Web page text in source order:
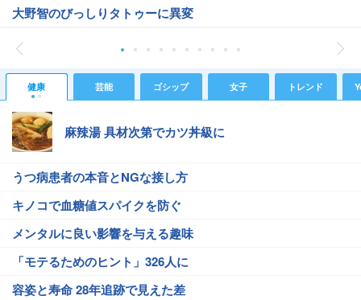
大野智のびっしりタトゥーに異変
健康 芸能 ゴシップ 女子 トレンド
麻辣湯 具材次第でカツ丼級に
うつ病患者の本音とNGな接し方
キノコで血糖値スパイクを防ぐ
メンタルに良い影響を与える趣味
「モテるためのヒント」326人に
容姿と寿命 28年追跡で見えた差